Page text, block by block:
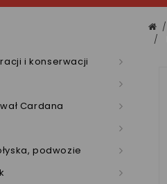
i konserwacji
Cardana
podwozie